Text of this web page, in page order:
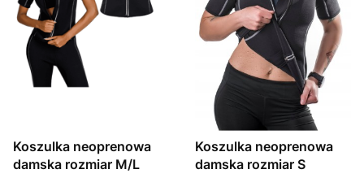
Koszulka neoprenowa
damska rozmiar M/L
Koszulka neoprenowa
damska rozmiar S